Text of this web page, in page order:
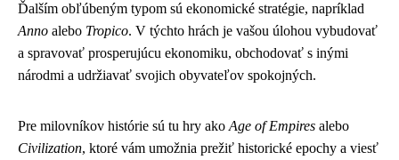
Ďalším obľúbeným typom sú ekonomické stratégie, napríklad
Anno alebo Tropico. V týchto hrách je vašou úlohou vybudovať
a spravovať prosperujúcu ekonomiku, obchodovať s inými
národmi a udržiavať svojich obyvateľov spokojných.
Pre milovníkov histórie sú tu hry ako Age of Empires alebo
Civilization, ktoré vám umožnia prežiť historické epochy a viesť